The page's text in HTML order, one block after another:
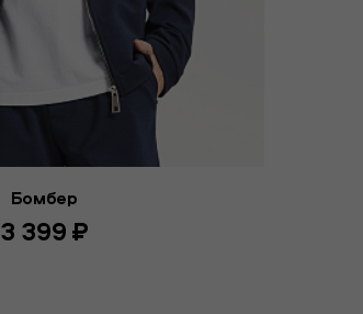
Бомбер
3 399 ₽